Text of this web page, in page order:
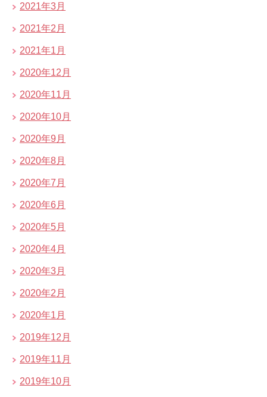
2021年3月
2021年2月
2021年1月
2020年12月
2020年11月
2020年10月
2020年9月
2020年8月
2020年7月
2020年6月
2020年5月
2020年4月
2020年3月
2020年2月
2020年1月
2019年12月
2019年11月
2019年10月